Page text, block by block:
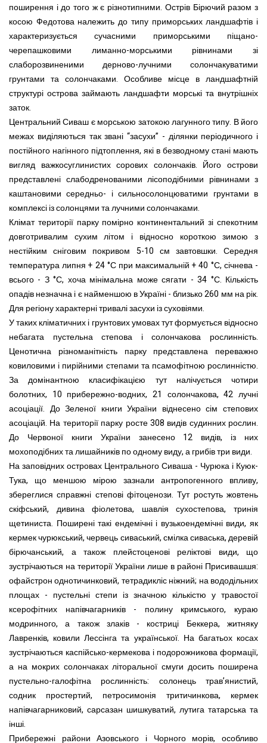
поширення і до того ж є різнотипними. Острів Бірючий разом з
косою Федотова належить до типу приморських ландшафтів і
характеризується сучасними приморськими піщано-
черепашковими лиманно-морськими рівнинами зі
слаборозвиненими дерново-лучними солончакуватими
грунтами та солончаками. Особливе місце в ландшафтній
структурі острова займають ландшафти морські та внутрішніх
заток.
Центральний Сиваш є морською затокою лагунного типу. В його
межах виділяються так звані “засухи” - ділянки періодичного і
постійного нагінного підтоплення, які в безводному стані мають
вигляд важкосуглинистих сорових солончаків. Його острови
представлені слабодренованими лісоподібними рівнинами з
каштановими середньо- і сильносолонцюватими грунтами в
комплексі із солонцями та лучними солончаками.
Клімат території парку помірно континентальний зі спекотним
довготривалим сухим літом і відносно короткою зимою з
нестійким сніговим покривом 5-10 см завтовшки. Середня
температура липня + 24 °С при максимальній + 40 °С, січнева -
всього - З °С, хоча мінімальна може сягати - 34 °С. Кількість
опадів незначна і є найменшою в Україні - близько 260 мм на рік.
Для регіону характерні тривалі засухи із суховіями.
У таких кліматичних і грунтових умовах тут формується відносно
небагата пустельна степова і солончакова рослинність.
Ценотична різноманітність парку представлена переважно
ковиловими і пирійними степами та псамофітною рослинністю.
За домінантною класифікацією тут налічується чотири
болотних, 10 прибережно-водних, 21 солончакова, 42 лучні
асоціації. До Зеленої книги України віднесено сім степових
асоціацій. На території парку росте 308 видів судинних рослин.
До Червоної книги України занесено 12 видів, із них
мохоподібних та лишайників по одному виду, а грибів три види.
На заповідних островах Центрального Сиваша - Чурюка і Куюк-
Тука, що меншою мірою зазнали антропогенного впливу,
збереглися справжні степові фітоценози. Тут ростуть жовтень
скіфський, дивина фіолетова, шавлія сухостепова, тринія
щетиниста. Поширені такі ендемічні і вузькоендемічні види, як
кермек чурюкський, червець сиваський, смілка сиваська, деревій
бірючанський, а також плейстоценові реліктові види, що
зустрічаються на території України лише в районі Присивашшя:
офайстрон однотичинковий, тетрадикліс ніжний; на вододільних
площах - пустельні степи із значною кількістю у травостої
ксерофітних напівчагарників - полину кримського, кураю
модринного, а також злаків - костриці Беккера, житняку
Лавренків, ковили Лессінга та української. На багатьох косах
зустрічаються каспійсько-кермекова і подорожникова формації,
а на мокрих солончаках літоральної смуги досить поширена
пустельно-галофітна рослинність: солонець трав’янистий,
содник простертий, петросимонія тритичинкова, кермек
напівчагарниковий, сарсазан шишкуватий, лутига татарська та
інші.
Прибережні райони Азовського і Чорного морів, особливо